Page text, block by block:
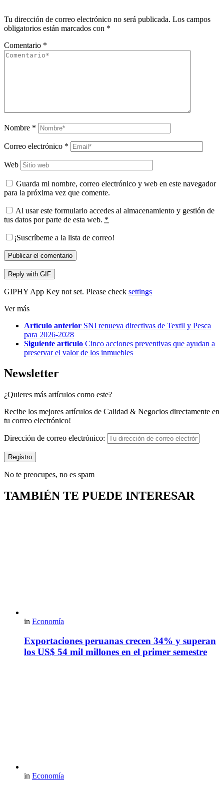
Tu dirección de correo electrónico no será publicada. Los campos
obligatorios están marcados con *
Comentario *
Nombre *
Correo electrónico *
Web
Guarda mi nombre, correo electrónico y web en este navegador
para la próxima vez que comente.
Al usar este formulario accedes al almacenamiento y gestión de
tus datos por parte de esta web. *
¡Suscríbeme a la lista de correo!
Publicar el comentario
Reply with GIF
GIPHY App Key not set. Please check settings
Ver más
Artículo anterior SNI renueva directivas de Textil y Pesca
para 2026-2028
Siguiente artículo Cinco acciones preventivas que ayudan a
preservar el valor de los inmuebles
Newsletter
¿Quieres más artículos como este?
Recibe los mejores artículos de Calidad & Negocios directamente en
tu correo electrónico!
Dirección de correo electrónico:
No te preocupes, no es spam
TAMBIÉN TE PUEDE INTERESAR
in Economía
Exportaciones peruanas crecen 34% y superan
los US$ 54 mil millones en el primer semestre
in Economía